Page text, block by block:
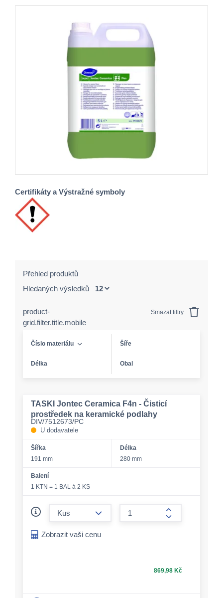
Certifikáty a Výstražné symboly
Přehled produktů
Hledaných výsledků
product-
grid.filter.title.mobile
Smazat filtry
Číslo materiálu Šíře
Délka Obal
TASKI Jontec Ceramica F4n - Čisticí
prostředek na keramické podlahy
DIV/7512673/PC
U dodavatele
Šířka
191 mm
Délka
280 mm
Balení
1 KTN = 1 BAL á 2 KS
form.increase-
Zobrazit vaši cenu
869,98 Kč